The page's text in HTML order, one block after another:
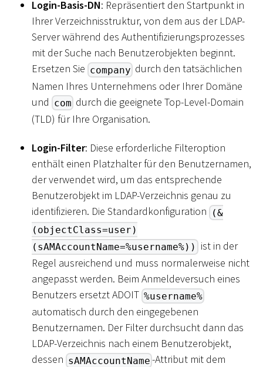
Login-Basis-DN: Repräsentiert den Startpunkt in
Ihrer Verzeichnisstruktur, von dem aus der LDAP-
Server während des Authentifizierungsprozesses
mit der Suche nach Benutzerobjekten beginnt.
Ersetzen Sie company durch den tatsächlichen
Namen Ihres Unternehmens oder Ihrer Domäne
und com durch die geeignete Top-Level-Domain
(TLD) für Ihre Organisation.
Login-Filter: Diese erforderliche Filteroption
enthält einen Platzhalter für den Benutzernamen,
der verwendet wird, um das entsprechende
Benutzerobjekt im LDAP-Verzeichnis genau zu
identifizieren. Die Standardkonfiguration
(&
(objectClass=user)
(sAMAccountName=%username%)) ist in der
Regel ausreichend und muss normalerweise nicht
angepasst werden. Beim Anmeldeversuch eines
Benutzers ersetzt ADOIT %username%
automatisch durch den eingegebenen
Benutzernamen. Der Filter durchsucht dann das
LDAP-Verzeichnis nach einem Benutzerobjekt,
dessen sAMAccountName -Attribut mit dem